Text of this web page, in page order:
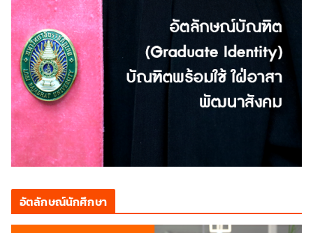
อัตลักษณ์นักศึกษา